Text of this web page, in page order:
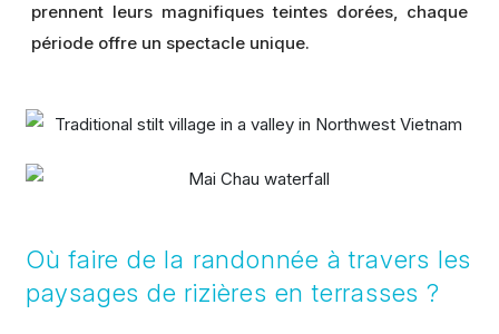
prennent leurs magnifiques teintes dorées, chaque
période offre un spectacle unique.
Où faire de la randonnée à travers les
paysages de rizières en terrasses ?